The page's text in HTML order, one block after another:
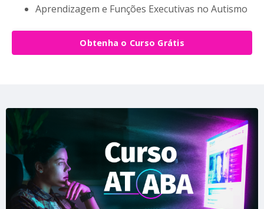
Aprendizagem e Funções Executivas no Autismo
Obtenha o Curso Grátis